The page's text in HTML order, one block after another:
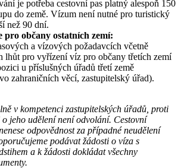
je potřeba cestovní pas platný alespoň 150
do země. Vízum není nutné pro turistický
než 90 dní.
pro občany ostatních zemí:
a vízových požadavcích včetně
lhůt pro vyřízení víz pro občany třetích zemí
u příslušných úřadů třetí země
zahraničních věcí, zastupitelský úřad).
v kompetenci zastupitelských úřadů, proti
jeho udělení není odvolání. Cestovní
odpovědnost za případné neudělení
podávat žádosti o víza s
a k žádosti dokládat všechny